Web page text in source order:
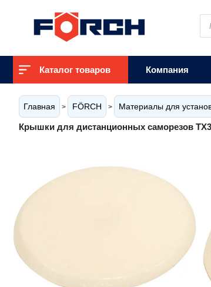
Каталог товаров Компания
Главная > FÖRCH > Материалы для
Крышки для дистанционных саморезов